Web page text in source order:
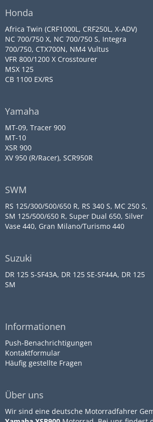
Honda
Africa Twin (CRF1000L, CRF250L, X-ADV)
NC 700/750 X, NC 700/750 S, Integra
700/750, CTX700N, NM4 Vultus
VFR 800/1200 X Crosstourer
MSX 125
CB 1100 EX/RS
Yamaha
MT-09, Tracer 900
MT-10
XSR 900
XV 950 (R/Racer), SCR950R
SWM
RS 125/300/500/650 R, RS 340 S, MC 250 S,
SM 125/500/650 R, Super Dual 650, Silver
Vase 440, Gran Milano/Turismo 440
Suzuki
DR 125 S-SF43A, DR 125 SE-SF44A, DR 125
SM
Informationen
Push-Benachrichtigungen
Kontaktformular
Häufig gestellte Fragen
Über uns
Wir sind eine deutsche Motorradfahrer